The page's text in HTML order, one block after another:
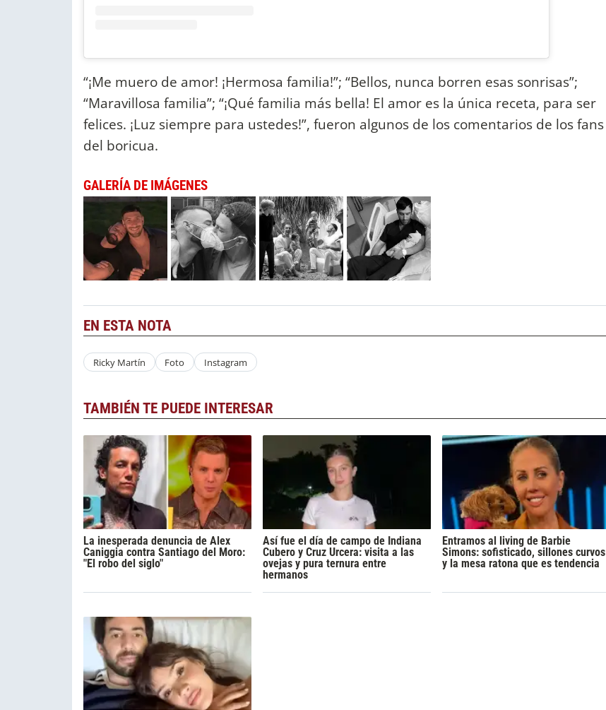
“¡Me muero de amor! ¡Hermosa familia!”; “Bellos, nunca borren esas sonrisas”;
“Maravillosa familia”; “¡Qué familia más bella! El amor es la única receta, para ser
felices. ¡Luz siempre para ustedes!”, fueron algunos de los comentarios de los fans
del boricua.
GALERÍA DE IMÁGENES
EN ESTA NOTA
Ricky Martín Foto Instagram
TAMBIÉN TE PUEDE INTERESAR
La inesperada denuncia de Alex
Caniggia contra Santiago del Moro:
"El robo del siglo"
Así fue el día de campo de Indiana
Cubero y Cruz Urcera: visita a las
ovejas y pura ternura entre
hermanos
Entramos al living de Barbie
Simons: sofisticado, sillones curvos
y la mesa ratona que es tendencia